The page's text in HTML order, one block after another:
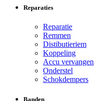
Reparaties
Reparatie
Remmen
Distibutieriem
Koppeling
Accu vervangen
Onderstel
Schokdempers
Banden